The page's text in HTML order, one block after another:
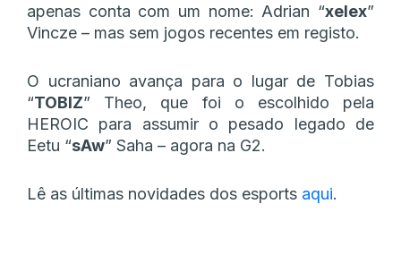
apenas conta com um nome: Adrian “xelex”
Vincze – mas sem jogos recentes em registo.
O ucraniano avança para o lugar de Tobias
“TOBIZ” Theo, que foi o escolhido pela
HEROIC para assumir o pesado legado de
Eetu “sAw” Saha – agora na G2.
Lê as últimas novidades dos esports aqui.